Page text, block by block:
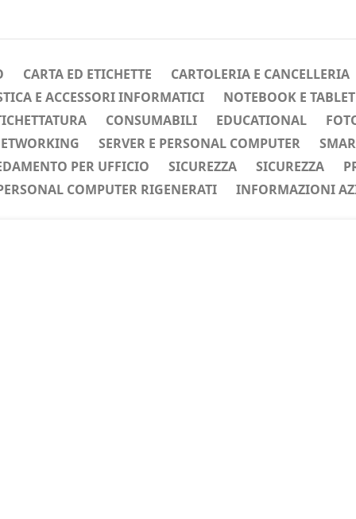
CARTA ED ETICHETTE
CARTOLERIA E CANCELLERIA
E ACCESSORI INFORMATICI
NOTEBOOK E TABLET
CONSUMABILI EDUCATIONAL
SERVER E PERSONAL COMPUTER
PER UFFICIO
SICUREZZA SICUREZZA
COMPUTER RIGENERATI INFORMAZIONI